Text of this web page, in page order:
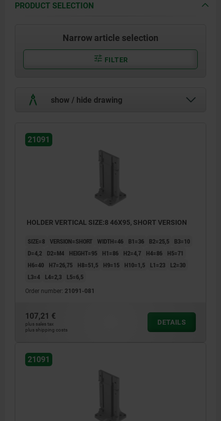
PRODUCT SELECTION
Narrow article selection
FILTER
show / hide drawing
21091
HOLDER VERTICAL SIZE:8 46X95, SHORT VERSION
SIZE=8 VERSION=SHORT WIDTH=46 B1=36 B2=25,5
B3=10
D=4,2
D2=M4 HEIGHT=95 H1=86 H2=4,7 H4=86
H5=71
H6=40
H7=26,75 H8=51,5 H9=15 H10=1,5 L1=23
L2=30
L3=4
L4=2,3 L5=6,5
Order number: 21091-081
107,21 €
plus sales tax
plus shipping costs
DETAILS
21091